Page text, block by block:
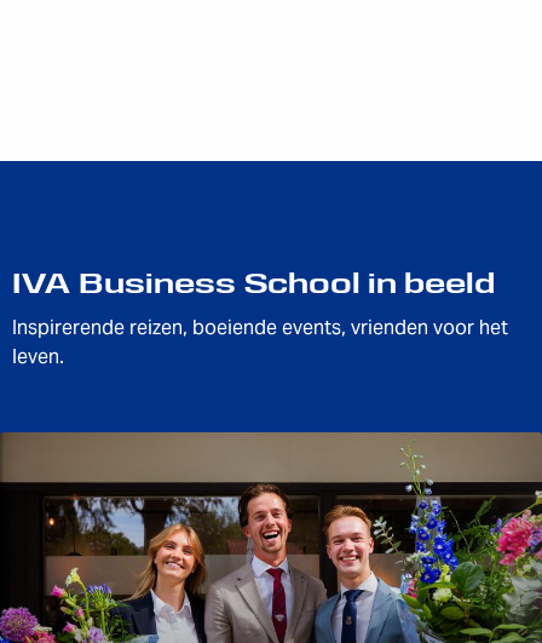
IVA Business School in beeld
Inspirerende reizen, boeiende events, vrienden voor het
leven.